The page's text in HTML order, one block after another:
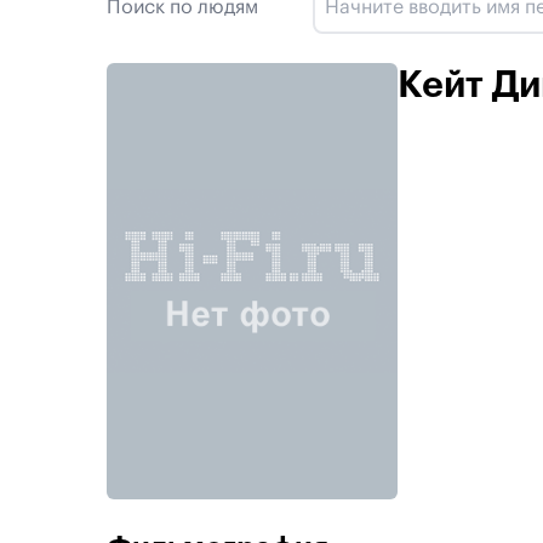
Поиск по людям
Кейт